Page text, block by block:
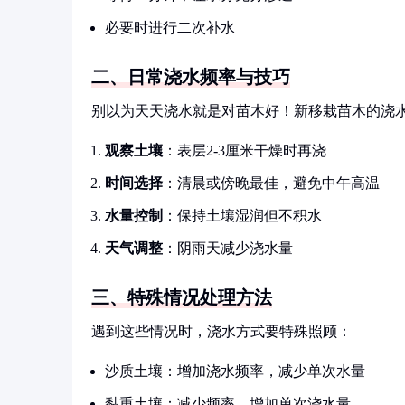
必要时进行二次补水
二、日常浇水频率与技巧
别以为天天浇水就是对苗木好！新移栽苗木的浇
观察土壤 ：表层2-3厘米干燥时再浇
时间选择 ：清晨或傍晚最佳，避免中午高温
水量控制 ：保持土壤湿润但不积水
天气调整 ：阴雨天减少浇水量
三、特殊情况处理方法
遇到这些情况时，浇水方式要特殊照顾：
沙质土壤：增加浇水频率，减少单次水量